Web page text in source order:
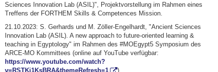
Sciences Innovation Lab (ASIL)", Projektvorstellung im Rahmen eines
Treffens der FORTHEM Skills & Competences Mission.
21.10.2023: S. Gerhards und M. Zöller-Engelhardt, "Ancient Sciences
Innovation Lab (ASIL). A new approach to future-oriented learning &
teaching in Egyptology" im Rahmen des #MOEgypt5 Symposium des
ARCE-MO Kommittees (online auf YouTube verfügbar:
https://www.youtube.com/watch?
v=RSTKi1KsBRA&themeRefresh=1
)